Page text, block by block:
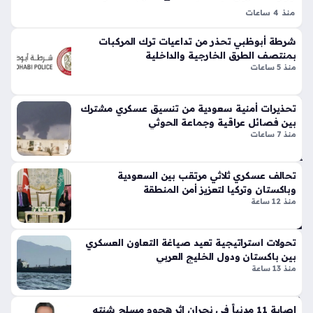
تي
س
وبر
سب
ورت
تك
سر
قوا
الت
ص
مي
الت
قلي
دي
بلم
ت
ات
الح
وثي
ة
مؤ
منذ
دقي
قة
الأر
صا
د
الإم
ارا
تية
ذر
منذ 4 ساعات
لترسيخ منهج الوسطية وتجنب الخلافات الخارجية، حيث أصدر وزير
الشؤون الإسلامية الدكتور عبداللطيف آل الشيخ تعليمات صارمة
شرطة أبوظبي تحذر من تداعيات ترك المركبات
بمنتصف الطرق الخارجية والداخلية
منذ 5 ساعات
تحذيرات أمنية سعودية من تنسيق عسكري مشترك
بين فصائل عراقية وجماعة الحوثي
منذ 7 ساعات
تحالف عسكري ثلاثي مرتقب بين السعودية
وباكستان وتركيا لتعزيز أمن المنطقة
منذ 12 ساعة
تحولات استراتيجية تعيد صياغة التعاون العسكري
بين باكستان ودول الخليج العربي
منذ 13 ساعة
إصابة 11 مدنياً في نجران إثر هجوم مسلح شنته